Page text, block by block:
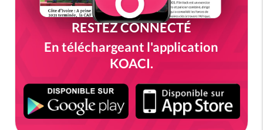
RESTEZ CONNECTÉ
En téléchargeant l'application
KOACI.